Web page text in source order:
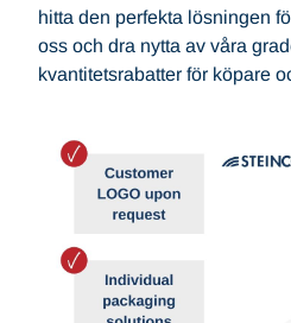
hitta den perfekta lösningen
oss och dra nytta av våra
kvantitetsrabatter för köpare